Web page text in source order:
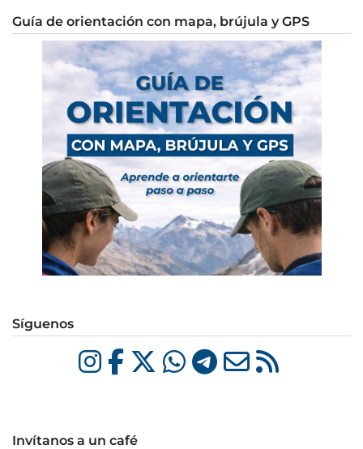
Guía de orientación con mapa, brújula y GPS
Síguenos
Invítanos a un café